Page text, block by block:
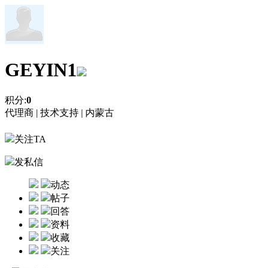
GEYIN1
积分:0
代理商 | 技术支持 | 内蒙古
关注TA
发私信
动态
帖子
回答
资料
收藏
关注